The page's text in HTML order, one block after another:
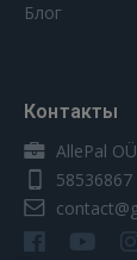
Блог
Контакты
AllePal
58536867